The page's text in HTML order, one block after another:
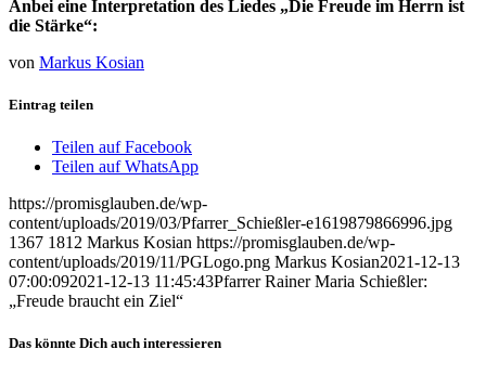
Anbei eine Interpretation des Liedes „Die Freude im Herrn ist
die Stärke“:
von Markus Kosian
Eintrag teilen
Teilen auf Facebook
Teilen auf WhatsApp
https://promisglauben.de/wp-
content/uploads/2019/03/Pfarrer_Schießler-e1619879866996.jpg
1367 1812 Markus Kosian https://promisglauben.de/wp-
content/uploads/2019/11/PGLogo.png Markus Kosian2021-12-13
07:00:092021-12-13 11:45:43Pfarrer Rainer Maria Schießler:
„Freude braucht ein Ziel“
Das könnte Dich auch interessieren